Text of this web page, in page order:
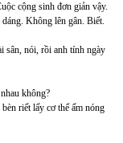
cộng sinh đơn giản vậy.
Không lên gân. Biết.
sân, nói, rồi anh tính ngày
không?
riết lấy cơ thể ấm nóng